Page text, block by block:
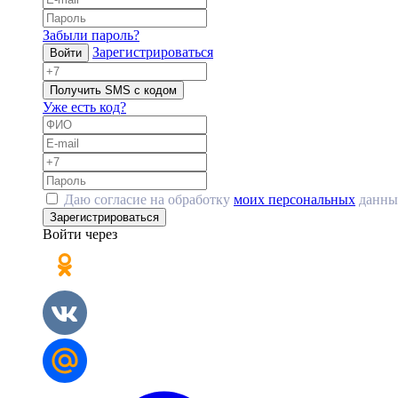
Забыли пароль?
Войти Зарегистрироваться
Получить SMS с кодом
Уже есть код?
Даю согласие на обработку моих персональных
Зарегистрироваться
Войти через